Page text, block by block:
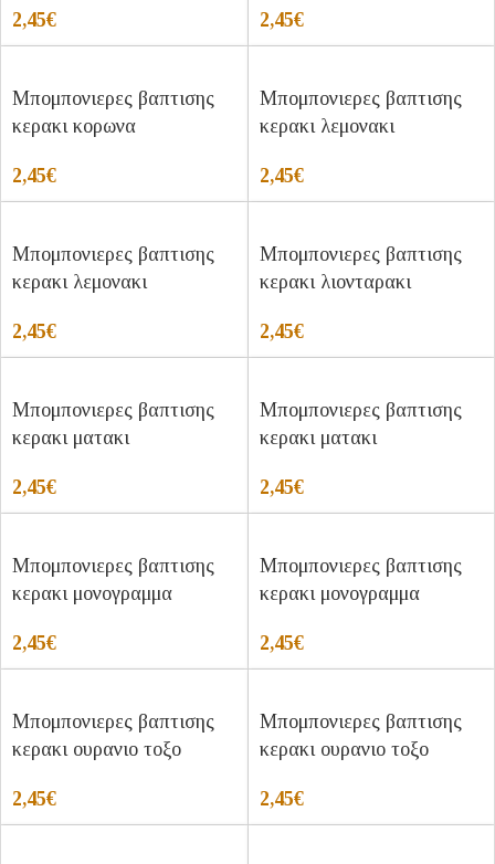
2,45€ 2,45€
Μπομπονιερες βαπτισης
κερακι κορωνα
2,45€
Μπομπονιερες βαπτισης
κερακι λεμονακι
2,45€
Μπομπονιερες βαπτισης
κερακι λεμονακι
2,45€
Μπομπονιερες βαπτισης
κερακι λιονταρακι
2,45€
Μπομπονιερες βαπτισης
κερακι ματακι
2,45€
Μπομπονιερες βαπτισης
κερακι ματακι
2,45€
Μπομπονιερες βαπτισης
κερακι μονογραμμα
2,45€
Μπομπονιερες βαπτισης
κερακι μονογραμμα
2,45€
Μπομπονιερες βαπτισης
κερακι ουρανιο τοξο
2,45€
Μπομπονιερες βαπτισης
κερακι ουρανιο τοξο
2,45€